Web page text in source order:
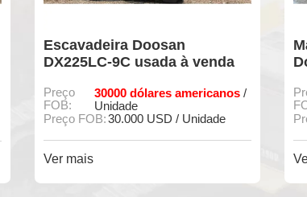
Máquina de construção
Doosan DX300LCA usada
Preço
FOB:
32.000 USD / Unidade/
Unidade
Preço FOB:32.000 USD / Unidade
Ver mais